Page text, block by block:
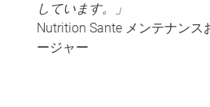
しています。」
Nutrition Sante​ メンテナンス
ージャー